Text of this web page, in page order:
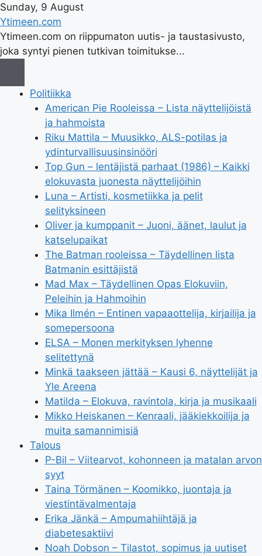
Sunday, 9 August
Ytimeen.com
Ytimeen.com on riippumaton uutis- ja taustasivusto,
joka syntyi pienen tutkivan toimitukse...
Politiikka
American Pie Rooleissa – Lista näyttelijöistä
ja hahmoista
Riku Mattila – Muusikko, ALS-potilas ja
ydinturvallisuusinsinööri
Top Gun – lentäjistä parhaat (1986) – Kaikki
elokuvasta juonesta näyttelijöihin
Luna – Artisti, kosmetiikka ja pelit
selityksineen
Oliver ja kumppanit – Juoni, äänet, laulut ja
katselupaikat
The Batman rooleissa – Täydellinen lista
Batmanin esittäjistä
Mad Max – Täydellinen Opas Elokuviin,
Peleihin ja Hahmoihin
Mika Ilmén – Entinen vapaaottelija, kirjailija ja
somepersoona
ELSA – Monen merkityksen lyhenne
selitettynä
Minkä taakseen jättää – Kausi 6, näyttelijät ja
Yle Areena
Matilda – Elokuva, ravintola, kirja ja musikaali
Mikko Heiskanen – Kenraali, jääkiekkoilija ja
muita samannimisiä
Talous
P-Bil – Viitearvot, kohonneen ja matalan arvon
syyt
Taina Törmänen – Koomikko, juontaja ja
viestintävalmentaja
Erika Jänkä – Ampumahiihtäjä ja
diabetesaktiivi
Noah Dobson – Tilastot, sopimus ja uutiset